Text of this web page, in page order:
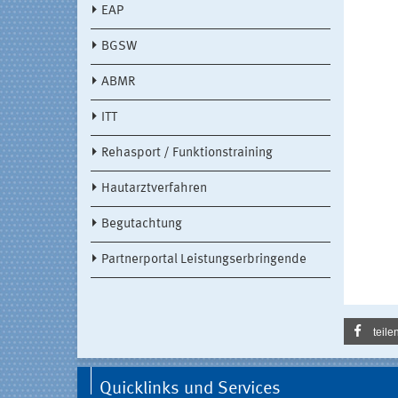
EAP
BGSW
ABMR
Rehasport / Funktionstraining
Hautarztverfahren
Begutachtung
Partnerportal Leistungserbringende
teilen
Quicklinks und Services